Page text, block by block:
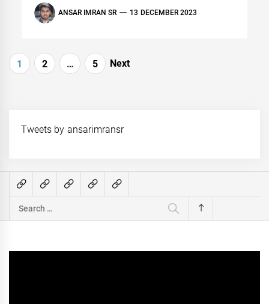
ANSAR IMRAN SR 13 DECEMBER 2023
Posts
1 2 … 5 Next
Tweets by ansarimransr
Search